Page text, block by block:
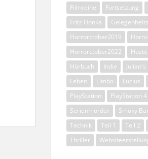
Filmreihe
Fortsetzung
Fritz Honka
Horrorctober2019
Horrorctober2022
Hostel
Hörbuch
Indie Julian's
Leben
Limbo Lucius
PlayStation
PlayStation 4
Serienmörder
Smoky
Technik
Teil 1 Teil 2
Thriller